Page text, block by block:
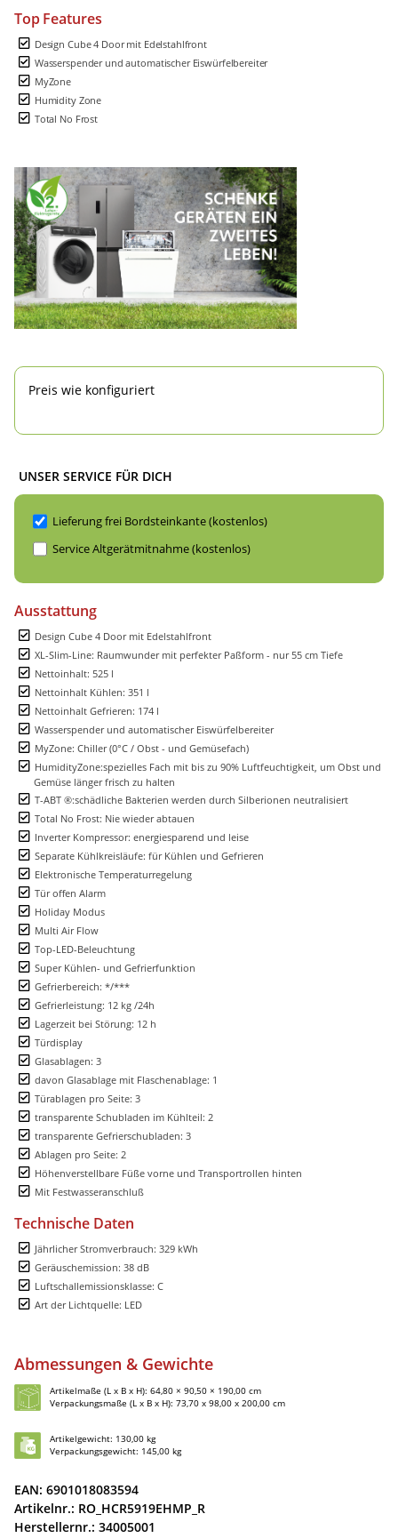
Top Features
Design Cube 4 Door mit Edelstahlfront
Wasserspender und automatischer Eiswürfelbereiter
MyZone
Humidity Zone
Total No Frost
Preis wie konfiguriert
UNSER SERVICE FÜR DICH
Lieferung frei Bordsteinkante (kostenlos)
Service Altgerätmitnahme (kostenlos)
Ausstattung
Design Cube 4 Door mit Edelstahlfront
XL-Slim-Line: Raumwunder mit perfekter Paßform - nur 55 cm Tiefe
Nettoinhalt: 525 l
Nettoinhalt Kühlen: 351 l
Nettoinhalt Gefrieren: 174 l
Wasserspender und automatischer Eiswürfelbereiter
MyZone: Chiller (0°C / Obst - und Gemüsefach)
HumidityZone:spezielles Fach mit bis zu 90% Luftfeuchtigkeit, um Obst und
Gemüse länger frisch zu halten
T-ABT ®:schädliche Bakterien werden durch Silberionen neutralisiert
Total No Frost: Nie wieder abtauen
Inverter Kompressor: energiesparend und leise
Separate Kühlkreisläufe: für Kühlen und Gefrieren
Elektronische Temperaturregelung
Tür offen Alarm
Holiday Modus
Multi Air Flow
Top-LED-Beleuchtung
Super Kühlen- und Gefrierfunktion
Gefrierbereich: */***
Gefrierleistung: 12 kg /24h
Lagerzeit bei Störung: 12 h
Türdisplay
Glasablagen: 3
davon Glasablage mit Flaschenablage: 1
Türablagen pro Seite: 3
transparente Schubladen im Kühlteil: 2
transparente Gefrierschubladen: 3
Ablagen pro Seite: 2
Höhenverstellbare Füße vorne und Transportrollen hinten
Mit Festwasseranschluß
Technische Daten
Jährlicher Stromverbrauch: 329 kWh
Geräuschemission: 38 dB
Luftschallemissionsklasse: C
Art der Lichtquelle: LED
Abmessungen & Gewichte
Artikelmaße (L x B x H): 64,80 × 90,50 × 190,00 cm
Verpackungsmaße (L x B x H): 73,70 x 98,00 x 200,00 cm
Artikelgewicht: 130,00 kg
Verpackungsgewicht: 145,00 kg
EAN: 6901018083594
Artikelnr.: RO_HCR5919EHMP_R
Herstellernr.: 34005001